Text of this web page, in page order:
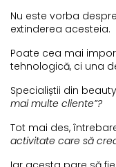
Nu este vorba
extinderea acesteia.
Poate cea mai
tehnologică, ci una
Specialiștii din
mai multe cliente”?
Tot mai des,
activitate care să